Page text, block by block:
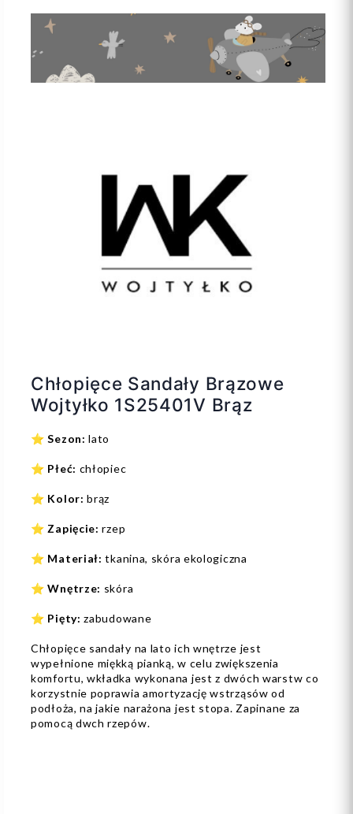
Chłopięce Sandały Brązowe
Wojtyłko 1S25401V Brąz
⭐Sezon:lato
⭐ Płeć: chłopiec
⭐ Kolor:brąz
⭐ Zapięcie: rzep
⭐ Materiał: tkanina, skóra ekologiczna
⭐Wnętrze: skóra
⭐ Pięty:zabudowane
Chłopięce sandały na lato ich wnętrze jest
wypełnione miękką pianką, w celu zwiększenia
komfortu, wkładka wykonana jest z dwóch warstw co
korzystnie poprawia amortyzację wstrząsów od
podłoża, na jakie narażona jest stopa. Zapinane za
pomocą dwch rzepów.